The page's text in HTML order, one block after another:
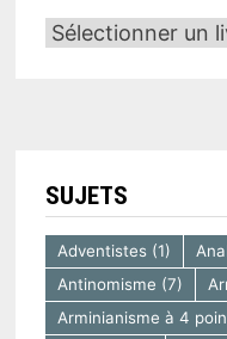
SUJETS
Adventistes(1)
Antinomisme (7)
Arminianisme à 4